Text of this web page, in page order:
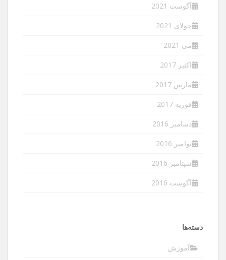
آگوست 2021
جولای 2021
می 2021
اکتبر 2017
مارس 2017
فوریه 2017
دسامبر 2016
نوامبر 2016
سپتامبر 2016
آگوست 2016
دسته‌ها
آموزش